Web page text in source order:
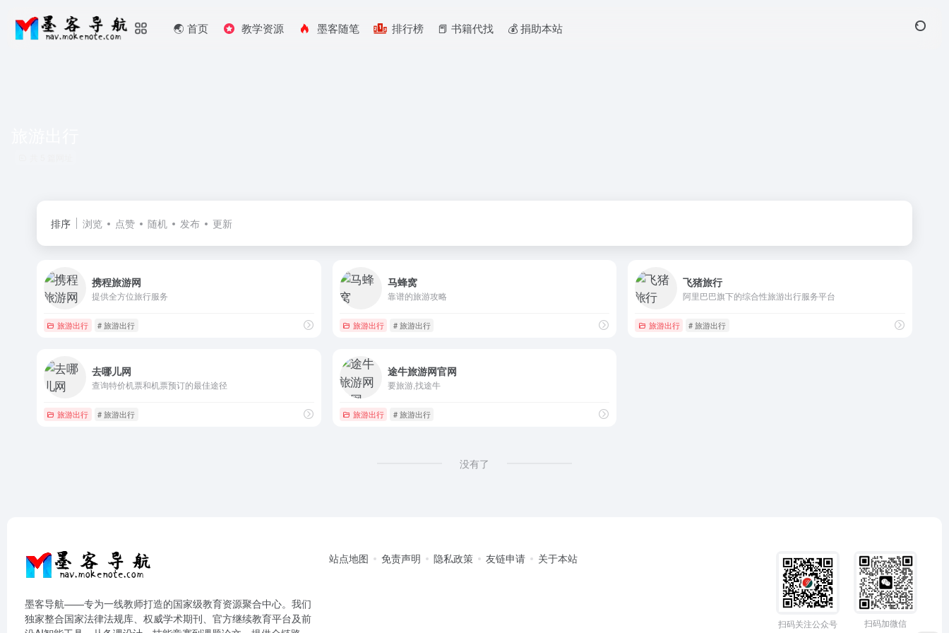
🌏️ 首页 教学资源 墨客随笔 排行榜 📕 书籍代找 💰️ 捐助本站
排序 浏览 点赞 随机 发布 更新
携程旅游网
提供全方位旅行服务
旅游出行 # 旅游出行
马蜂窝
靠谱的旅游攻略
旅游出行 # 旅游出行
飞猪旅行
阿里巴巴旗下的综合性旅游出行服务平台
旅游出行 # 旅游出行
去哪儿网
查询特价机票和机票预订的最佳途径
旅游出行 # 旅游出行
途牛旅游网官网
要旅游,找途牛
旅游出行 # 旅游出行
没有了
墨客导航——专为一线教师打造的国家级教育资源聚合中心。我们
独家整合国家法律法规库、权威学术期刊、官方继续教育平台及前
站点地图 免责声明 隐私政策 友链申请 关于本站
扫码关注公众号 扫码加微信